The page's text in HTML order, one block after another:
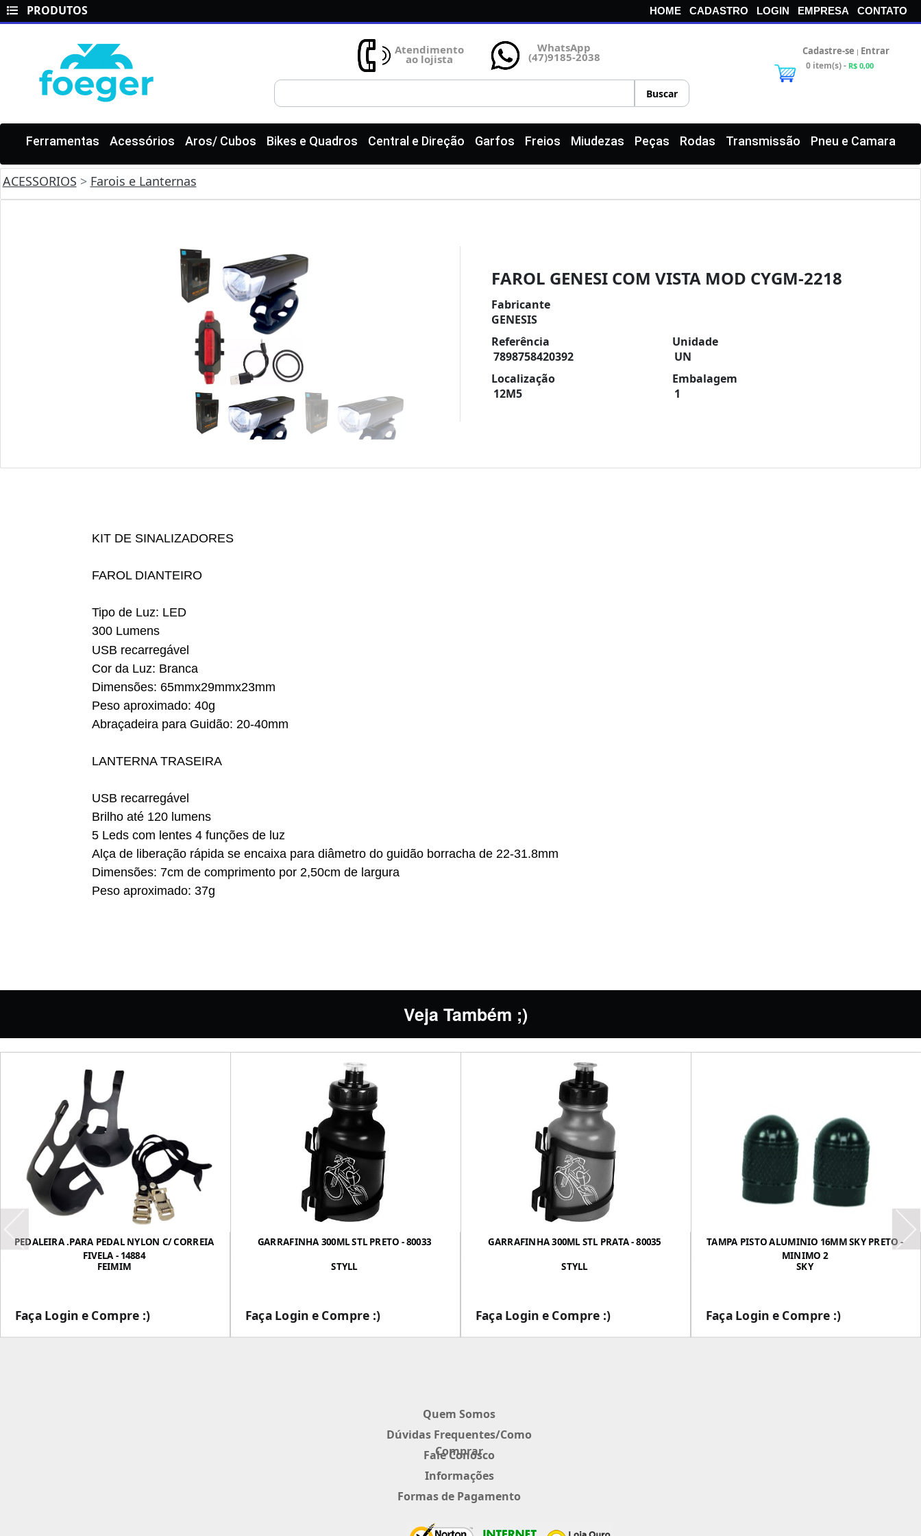
HOME CADASTRO LOGIN EMPRESA CONTATO
PRODUTOS
Atendimento
ao lojista
WhatsApp
(47)9185-2038 Cadastre-se | Entrar
0 item(s) - R$ 0,00
Ferramentas Acessórios Aros/ Cubos Bikes e Quadros Central e Direção Garfos Freios Miudezas Peças Rodas Transmissão Pneu e Camara
ACESSORIOS > Farois e Lanternas
FAROL GENESI COM VISTA MOD CYGM-2218
Fabricante
GENESIS
Referência
7898758420392
Localização
12M5
Unidade
UN
Embalagem
1
KIT DE SINALIZADORES
FAROL DIANTEIRO
Tipo de Luz: LED
300 Lumens
USB recarregável
Cor da Luz: Branca
Dimensões: 65mmx29mmx23mm
Peso aproximado: 40g
Abraçadeira para Guidão: 20-40mm
LANTERNA TRASEIRA
USB recarregável
Brilho até 120 lumens
5 Leds com lentes 4 funções de luz
Alça de liberação rápida se encaixa para diâmetro do guidão borracha de 22-31.8mm
Dimensões: 7cm de comprimento por 2,50cm de largura
Peso aproximado: 37g
Veja Também ;)
PEDALEIRA .PARA PEDAL NYLON C/ CORREIA
FIVELA - 14884
FEIMIM
Faça Login e Compre :)
GARRAFINHA 300ML STL PRETO - 80033
STYLL
Faça Login e Compre :)
GARRAFINHA 300ML STL PRATA - 80035
STYLL
Faça Login e Compre :)
TAMPA PISTO ALUMINIO 16MM SKY PRETO -
MINIMO 2
SKY
Faça Login e Compre :)
Quem Somos
Dúvidas Frequentes/Como
Comprar
Fale Conosco
Informações
Formas de Pagamento